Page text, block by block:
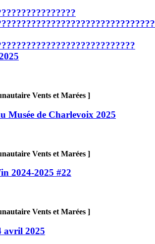
Vents et Marées ]
Musée de Charlevoix 2025
Vents et Marées ]
2024-2025 #22
Vents et Marées ]
avril 2025